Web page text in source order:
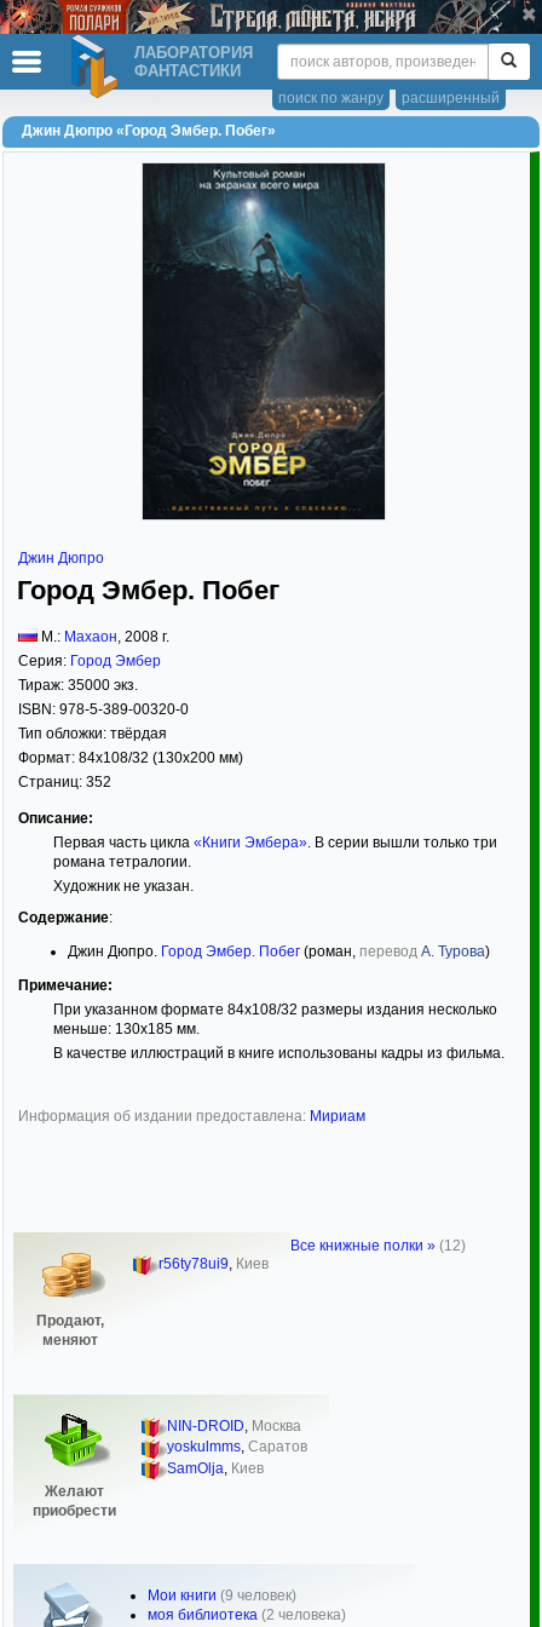
ЛАБОРАТОРИЯ
ФАНТАСТИКИ
расширенный
поиск по жанру
Джин Дюпро «Город Эмбер. Побег»
Джин Дюпро
Город Эмбер. Побег
М.: Махаон, 2008 г.
Серия: Город Эмбер
Тираж: 35000 экз.
ISBN: 978-5-389-00320-0
Тип обложки: твёрдая
Формат: 84x108/32 (130x200 мм)
Страниц: 352
Описание:
Первая часть цикла «Книги Эмбера». В серии вышли только три
романа тетралогии.
Художник не указан.
Содержание:
Джин Дюпро. Город Эмбер. Побег (роман, перевод А. Турова)
Примечание:
При указанном формате 84x108/32 размеры издания несколько
меньше: 130х185 мм.
В качестве иллюстраций в книге использованы кадры из фильма.
Информация об издании предоставлена: Мириам
Продают,
меняют
r56ty78ui9, Киев
Желают
приобрести
NIN-DROID, Москва
yoskulmms, Саратов
SamOlja Киев
Мои книги (9 человек)
моя библиотека (2 человека)
Все книжные полки » (12)